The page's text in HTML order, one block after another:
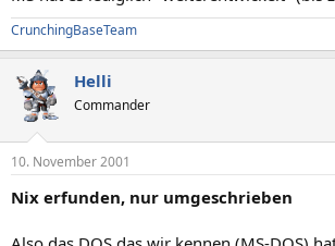
CrunchingBaseTeam
Helli
Commander
10. November 2001
Nix erfunden, nur umgeschrieben